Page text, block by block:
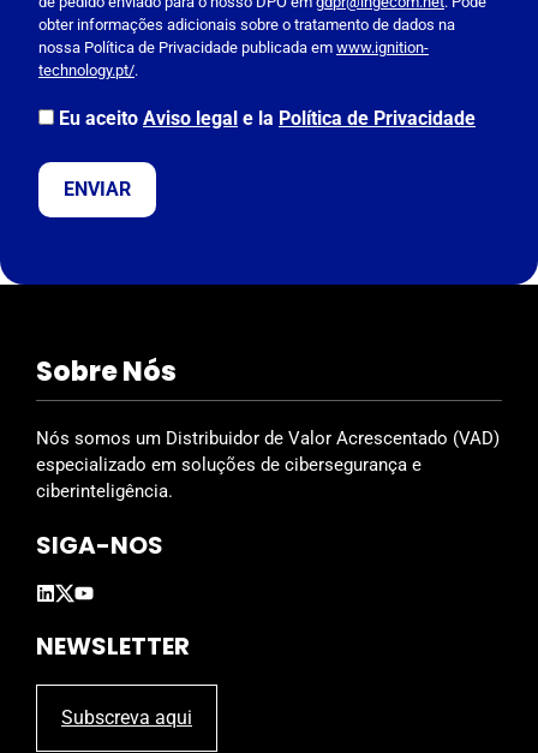
e
l
e
a
e
s
e
l
d
e
m
t
.
obter informações adicionais sobre o tratamento de dados na
nossa Política de Privacidade publicada em www.ignition-
technology.pt/.
Eu aceito Aviso legal e la Política de Privacidade
Sobre Nós
Nós somos um Distribuidor de Valor Acrescentado (VAD)
especializado em soluções de cibersegurança e
ciberinteligência.
SIGA-NOS
NEWSLETTER
Subscreva aqui